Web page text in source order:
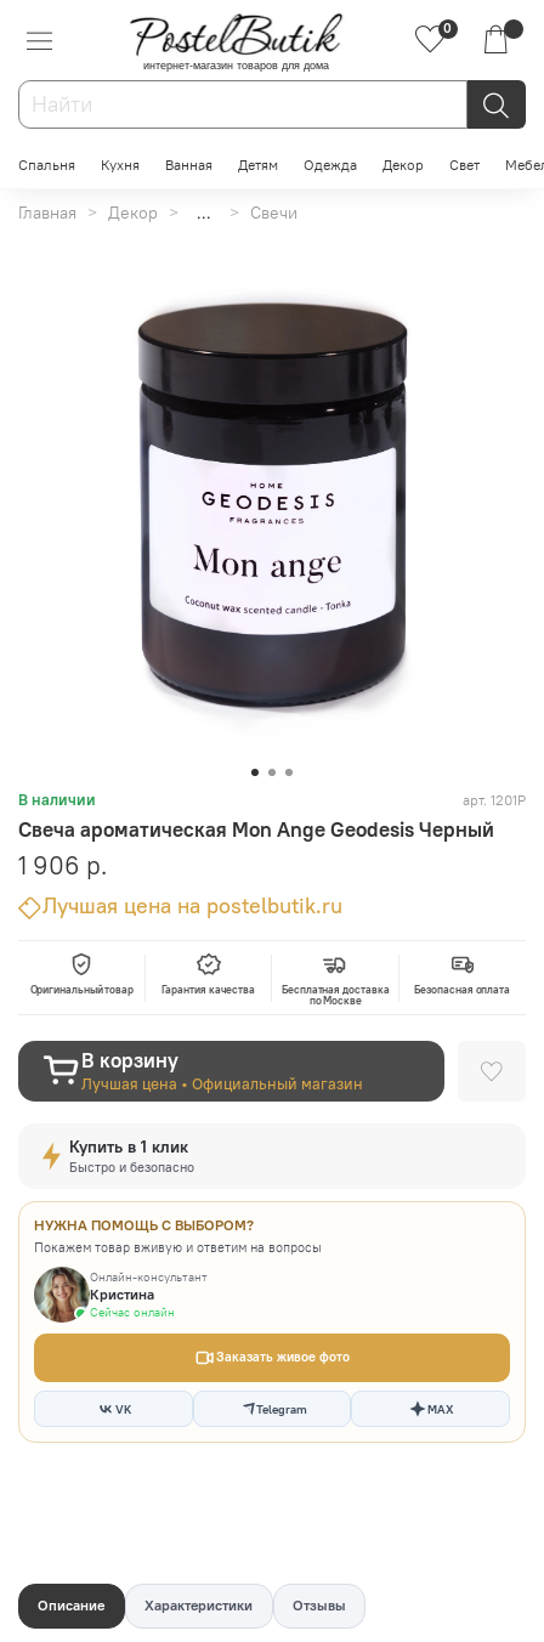
интернет-магазин товаров для дома
0
Спальня Кухня Ванная Детям Одежда Декор Свет
Главная Декор ... Свечи
В наличии арт. 1201P
Свеча ароматическая Mon Ange Geodesis Черный
1 906 р.
Лучшая цена на postelbutik.ru
Оригинальный товар Гарантия качества
Бесплатная доставка
по Москве
Безопасная оплата
В корзину
Лучшая цена • Официальный магазин
Купить в 1 клик
Быстро и безопасно
НУЖНА ПОМОЩЬ С ВЫБОРОМ?
Покажем товар вживую и ответим на вопросы
Онлайн-консультант
Кристина
Сейчас онлайн
Заказать живое фото
VK Telegram MAX
Описание Характеристики Отзывы